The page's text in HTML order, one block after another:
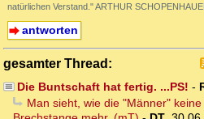
natürlichen Verstand." ARTHUR
antworten
gesamter Thread:
Die Buntschaft hat fertig. ...PS! -
Man sieht, wie die "Männer"